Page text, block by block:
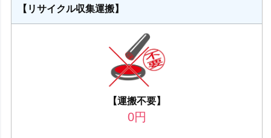
【リサイクル収集運搬】
【運搬不要】
0円